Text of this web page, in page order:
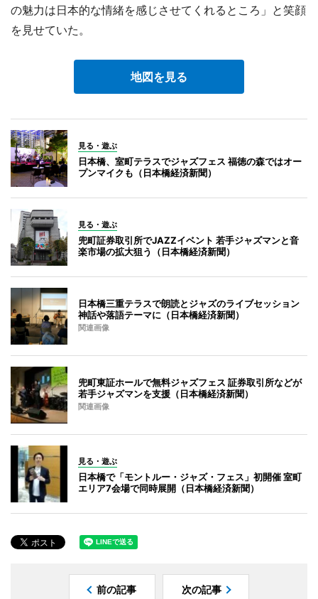
の魅力は日本的な情緒を感じさせてくれるところ」と笑顔
を見せていた。
地図を見る
見る・遊ぶ
日本橋、室町テラスでジャズフェス 福徳の森ではオー
プンマイクも（日本橋経済新聞）
見る・遊ぶ
兜町証券取引所でJAZZイベント 若手ジャズマンと音
楽市場の拡大狙う（日本橋経済新聞）
日本橋三重テラスで朗読とジャズのライブセッション
神話や落語テーマに（日本橋経済新聞）
関連画像
兜町東証ホールで無料ジャズフェス 証券取引所などが
若手ジャズマンを支援（日本橋経済新聞）
関連画像
見る・遊ぶ
日本橋で「モントルー・ジャズ・フェス」初開催 室町
エリア7会場で同時展開（日本橋経済新聞）
前の記事 次の記事